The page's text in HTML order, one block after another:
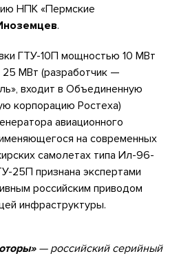
НПК «Пермские
.
ГТУ-10П мощностью 10 МВт
МВт (разработчик —
входит в Объединенную
корпорацию Ростеха)
авиационного
на современных
самолетах типа Ил-96-
25П признана экспертами
российским приводом
инфраструктуры.
— российский серийный